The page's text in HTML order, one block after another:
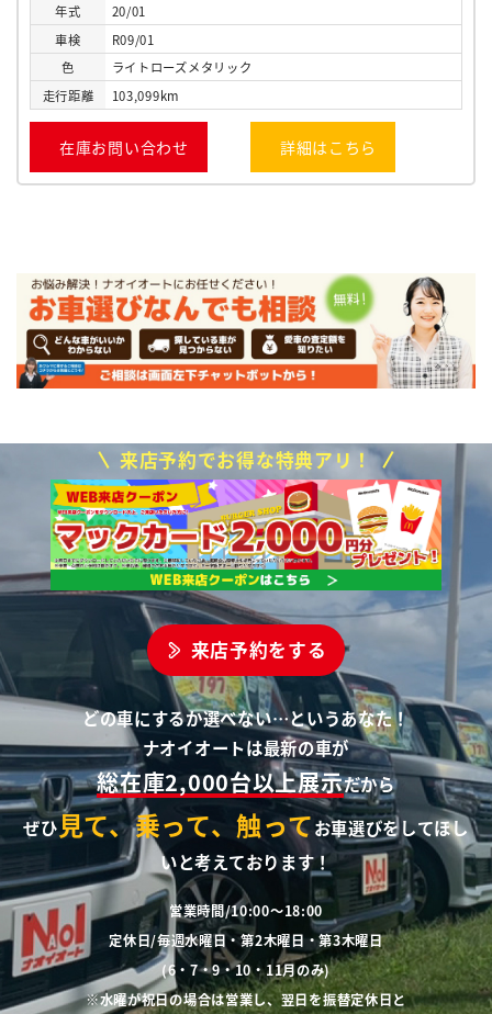
年式
20/01
車検
R09/01
色
ライトローズメタリック
走行距離 103,099km
在庫お問い合わせ 詳細はこちら
来店予約でお得な特典アリ！
来店予約をする
どの車にするか選べない…というあなた！
ナオイオートは最新の車が
総在庫2,000台以上展示だから
ぜひ見て、乗って、触ってお車選びをしてほし
いと考えております！
営業時間/10:00～18:00
定休日/毎週水曜日・第2木曜日・第3木曜日
(6・7・9・10・11月のみ)
※水曜が祝日の場合は営業し、翌日を振替定休日と